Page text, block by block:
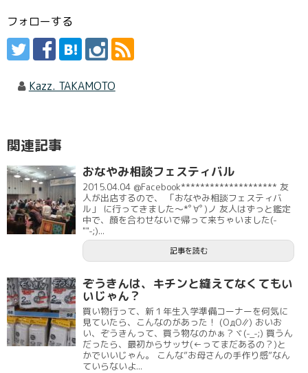
フォローする
Kazz. TAKAMOTO
関連記事
おなやみ相談フェスティバル
2015.04.04 @Facebook******************** 友
人が出店するので、 「おなやみ相談フェスティバ
ル」 に行ってきました～*ﾟ∀ﾟ)ノ 友人はずっと鑑定
中で、顔を合わせないで帰って来ちゃいました(-
""-;)...
記事を読む
ぞうきんは、キチンと縫えてなくてもい
いじゃん？
買い物行って、新１年生入学準備コーナーを何気に
見ていたら、こんなのがあった！ (ΟдΟ∥) おいお
い、ぞうきんって、買う物なのかぁ？ヾ(-_-;) 買うん
だったら、最初からサッサ(←ってまだあるの？)と
かでいいじゃん。 こんな”お母さんの手作り感”なん
ていらないよ...